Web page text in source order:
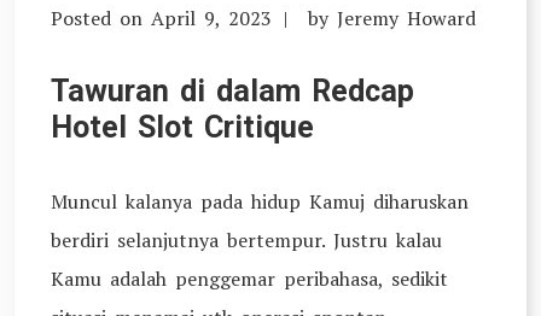
Posted on April 9, 2023 by Jeremy Howard
Tawuran di dalam Redcap
Hotel Slot Critique
Muncul kalanya pada hidup Kamuj diharuskan
berdiri selanjutnya bertempur. Justru kalau
Kamu adalah penggemar peribahasa, sedikit